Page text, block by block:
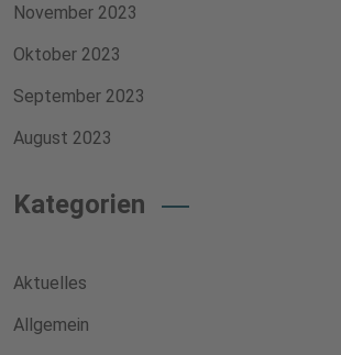
November 2023
Oktober 2023
September 2023
August 2023
Kategorien
Aktuelles
Allgemein